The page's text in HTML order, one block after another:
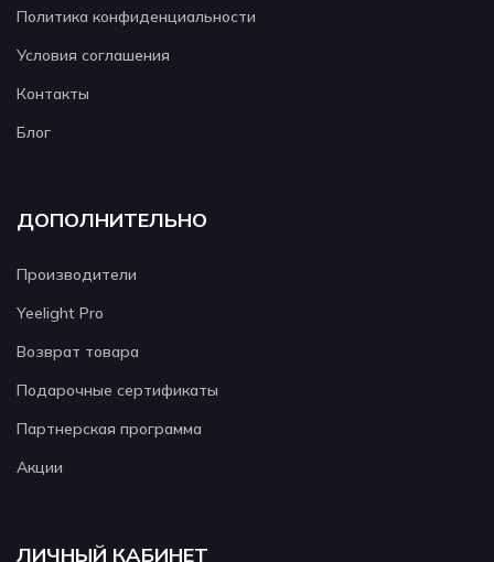
Политика конфиденциальности
Условия соглашения
Контакты
Блог
ДОПОЛНИТЕЛЬНО
Производители
Yeelight Pro
Возврат товара
Подарочные сертификаты
Партнерская программа
Акции
ЛИЧНЫЙ КАБИНЕТ